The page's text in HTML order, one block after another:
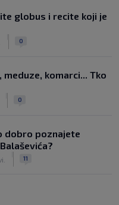
globus i recite koji je
0
meduze, komarci... Tko
0
dobro poznajete
11